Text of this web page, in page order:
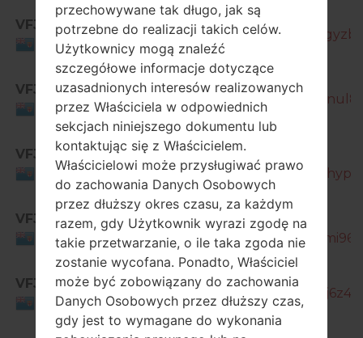
VFJ
Fiji
SM-
VFJ
Fiji
SM-
VFJ
SM-
VFJ
Fiji
SM-
VFJ
Fiji
SM-
przechowywane tak długo, jak są
potrzebne do realizacji takich celów.
Użytkownicy mogą znaleźć
szczegółowe informacje dotyczące
uzasadnionych interesów realizowanych
przez Właściciela w odpowiednich
sekcjach niniejszego dokumentu lub
kontaktując się z Właścicielem.
Właścicielowi może przysługiwać prawo
do zachowania Danych Osobowych
przez dłuższy okres czasu, za każdym
razem, gdy Użytkownik wyrazi zgodę na
takie przetwarzanie, o ile taka zgoda nie
zostanie wycofana. Ponadto, Właściciel
może być zobowiązany do zachowania
Danych Osobowych przez dłuższy czas,
gdy jest to wymagane do wykonania